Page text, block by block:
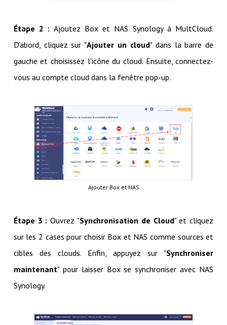
Étape 2 : Ajoutez Box et NAS Synology à MultCloud.
D'abord, cliquez sur "Ajouter un cloud" dans la barre de
gauche et choisissez l'icône du cloud. Ensuite, connectez-
vous au compte cloud dans la fenêtre pop-up.
Ajouter Box et NAS
Étape 3 : Ouvrez "Synchronisation de Cloud" et cliquez
sur les 2 cases pour choisir Box et NAS comme sources et
cibles des clouds. Enfin, appuyez sur "Synchroniser
maintenant" pour laisser Box se synchroniser avec NAS
Synology.